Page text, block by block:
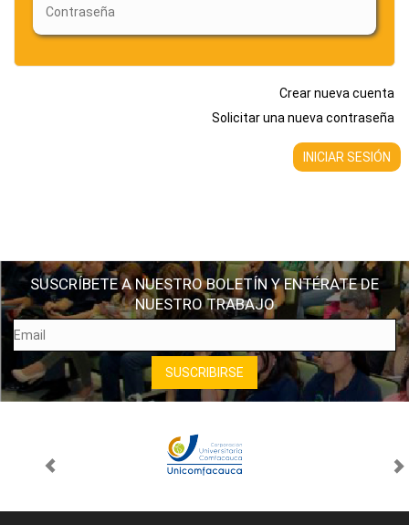
Crear nueva cuenta
Solicitar una nueva contraseña
SUSCRÍBETE A NUESTRO BOLETÍN Y ENTÉRATE DE
NUESTRO TRABAJO